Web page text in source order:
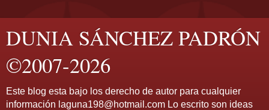
DUNIA SÁNCHEZ PADRÓN
©2007-2026
Este blog esta bajo los derecho de autor para cualquier
información laguna198@hotmail.com Lo escrito son ideas